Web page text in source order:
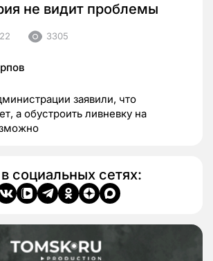
не видит проблемы
3305
заявили, что
а обустроить ливневку на
социальных сетях: